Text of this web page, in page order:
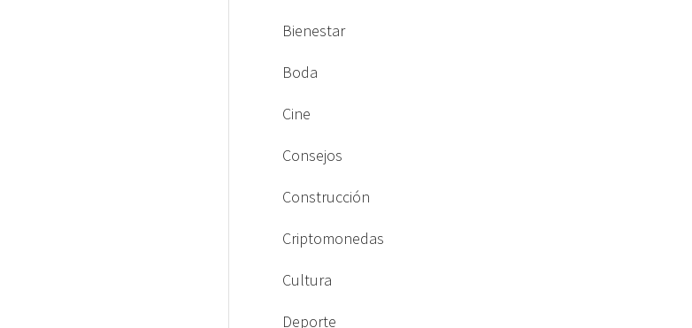
Bienestar
Boda
Cine
Consejos
Construcción
Criptomonedas
Cultura
Deporte